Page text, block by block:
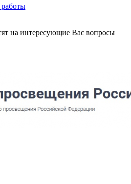
на интересующие Вас вопросы